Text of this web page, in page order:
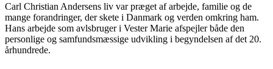
Carl Christian Andersens liv var præget af arbejde, familie og de
mange forandringer, der skete i Danmark og verden omkring ham.
Hans arbejde som avlsbruger i Vester Marie afspejler både den
personlige og samfundsmæssige udvikling i begyndelsen af det 20.
århundrede.